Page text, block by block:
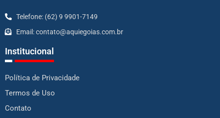
Telefone: (62) 9 9901-7149
Email: contato@aquiegoias.com.br
Institucional
Política de Privacidade
Termos de Uso
Contato